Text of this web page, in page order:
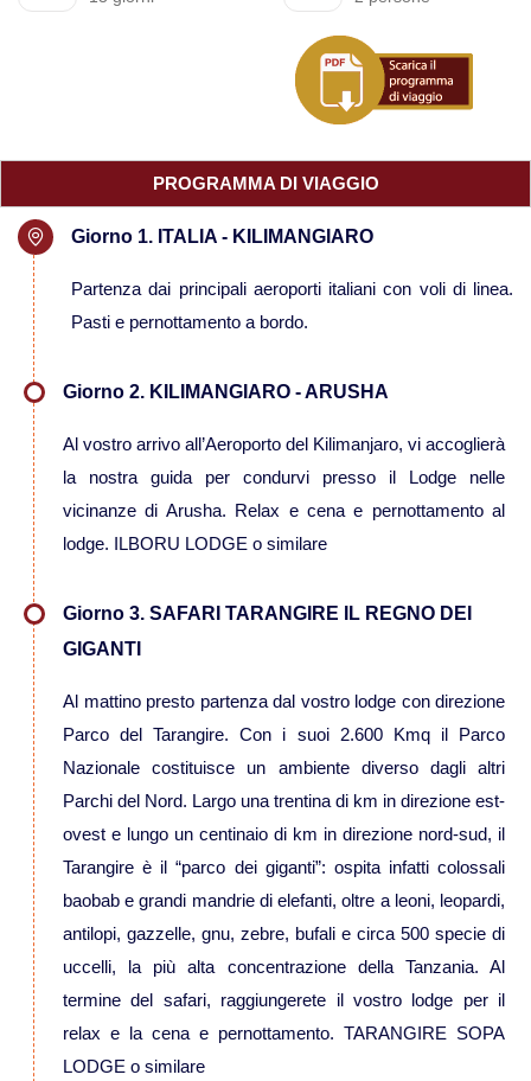
Viaggi in Mozambico e Kruger
Viaggi in Senegal
Viaggi in Uganda
Viaggi in Botswana
Viaggi in Kenya
Viaggi in Namibia
Viaggi in Sudafrica
Viaggi in Tanzania
Asia
Viaggi in Corea del Sud
Viaggi in Filippine
Viaggi in Indonesia
PROGRAMMA DI VIAGGIO
Giorno 1. ITALIA - KILIMANGIARO
Partenza dai principali aeroporti italiani con voli di linea.
Pasti e pernottamento a bordo.
Giorno 2. KILIMANGIARO - ARUSHA
Al vostro arrivo all’Aeroporto del Kilimanjaro, vi accoglierà
la nostra guida per condurvi presso il Lodge nelle
vicinanze di Arusha. Relax e cena e pernottamento al
lodge. ILBORU LODGE o similare
Giorno 3. SAFARI TARANGIRE IL REGNO DEI
GIGANTI
Al mattino presto partenza dal vostro lodge con direzione
Parco del Tarangire. Con i suoi 2.600 Kmq il Parco
Nazionale costituisce un ambiente diverso dagli altri
Parchi del Nord. Largo una trentina di km in direzione est-
ovest e lungo un centinaio di km in direzione nord-sud, il
Tarangire è il “parco dei giganti”: ospita infatti colossali
baobab e grandi mandrie di elefanti, oltre a leoni, leopardi,
antilopi, gazzelle, gnu, zebre, bufali e circa 500 specie di
uccelli, la più alta concentrazione della Tanzania. Al
termine del safari, raggiungerete il vostro lodge per il
relax e la cena e pernottamento. TARANGIRE SOPA
LODGE o similare